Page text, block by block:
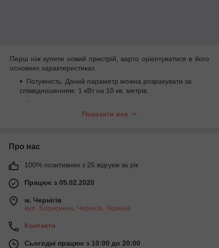
Перш ніж купити новий пристрій, варто орієнтуватися в його
основних характеристиках.
Потужність. Даний параметр можна розрахувати за
співвідношенням: 1 кВт на 10 кв. метрів.
Актуальні функції. Моделі можуть оснащуватися
Бренд і ціна.
Показати все
Про нас
100% позитивних з 25 відгуків за рік
Працює з 05.02.2020
м. Чернігів
вул. Борисенка, Чернігів, Україна
Контакти
Сьогодні працює з 10:00 до 20:00